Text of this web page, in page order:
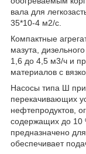
вала для
35*10-4 м2/с.
Компактные
мазута,
1,6 до 4,5 м3/ч и
материалов с
Насосы типа Ш
перекачивающих
нефтепродуктов,
содержащих до 10
предназначено
обеспечивает